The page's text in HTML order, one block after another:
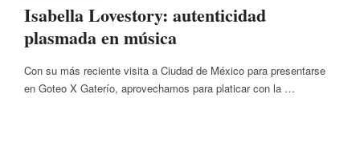
Isabella Lovestory: autenticidad
plasmada en música
Con su más reciente visita a Ciudad de México para presentarse
en Goteo X Gaterío, aprovechamos para platicar con la …